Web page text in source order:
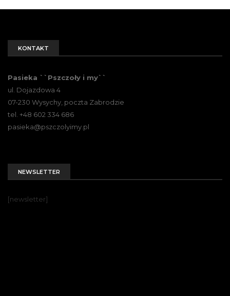
KONTAKT
Pasieka ``Pszczoły i my``
ul. Dojazdowa 4
07-230 Wysychy, poczta Zabrodzie
tel. +48 602 334 686
pasieka@pszczolyimy.pl
NEWSLETTER
[newsletter]